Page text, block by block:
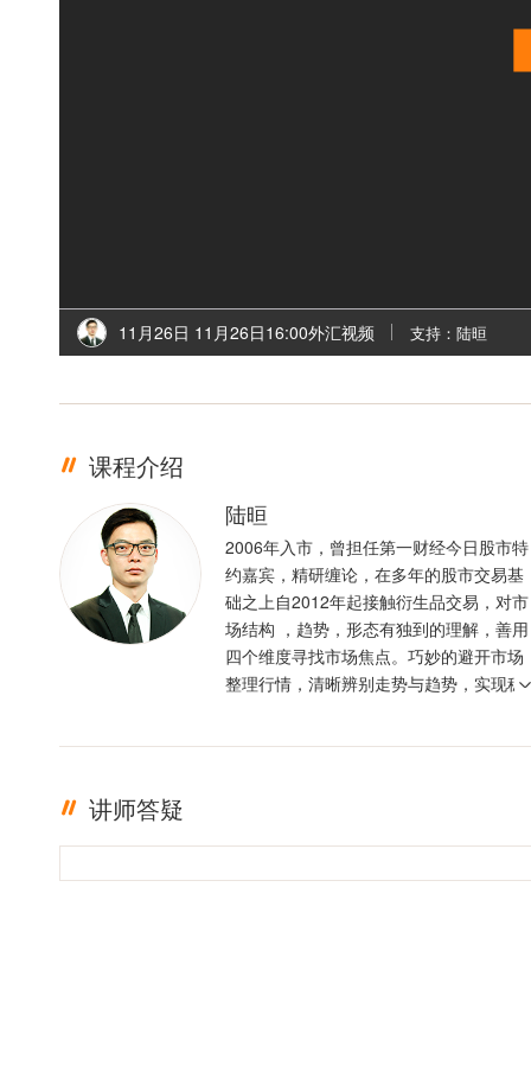
11月26日 11月26日16:00外汇视频 支持：陆晅
课程介绍
陆晅
2006年入市，曾担任第一财经今日股市特
约嘉宾，精研缠论，在多年的股市交易基
础之上自2012年起接触衍生品交易，对市
场结构 ，趋势，形态有独到的理解，善用
四个维度寻找市场焦点。巧妙的避开市场
整理行情，清晰辨别走势与趋势，实现稳
讲师答疑